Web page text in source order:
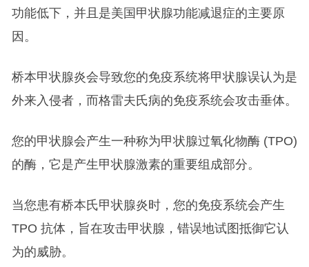
功能低下，并且是美国甲状腺功能减退症的主要原
因。
桥本甲状腺炎会导致您的免疫系统将甲状腺误认为是
外来入侵者，而格雷夫氏病的免疫系统会攻击垂体。
您的甲状腺会产生一种称为甲状腺过氧化物酶 (TPO)
的酶，它是产生甲状腺激素的重要组成部分。
当您患有桥本氏甲状腺炎时，您的免疫系统会产生
TPO 抗体，旨在攻击甲状腺，错误地试图抵御它认
为的威胁。